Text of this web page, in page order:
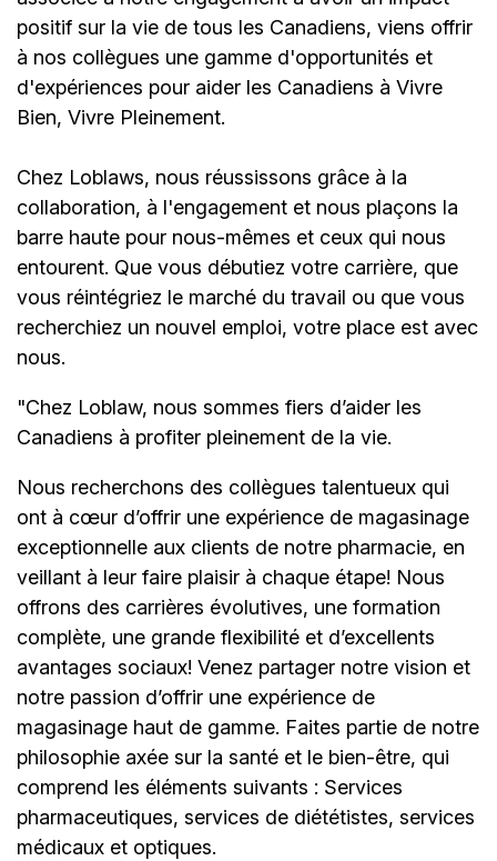
positif sur la vie de tous les Canadiens, viens offrir
à nos collègues une gamme d'opportunités et
d'expériences pour aider les Canadiens à Vivre
Bien, Vivre Pleinement.
Chez Loblaws, nous réussissons grâce à la
collaboration, à l'engagement et nous plaçons la
barre haute pour nous-mêmes et ceux qui nous
entourent. Que vous débutiez votre carrière, que
vous réintégriez le marché du travail ou que vous
recherchiez un nouvel emploi, votre place est avec
nous.
"Chez Loblaw, nous sommes fiers dʼaider les
Canadiens à profiter pleinement de la vie.
Nous recherchons des collègues talentueux qui
ont à cœur dʼoffrir une expérience de magasinage
exceptionnelle aux clients de notre pharmacie, en
veillant à leur faire plaisir à chaque étape! Nous
offrons des carrières évolutives, une formation
complète, une grande flexibilité et dʼexcellents
avantages sociaux! Venez partager notre vision et
notre passion d’offrir une expérience de
magasinage haut de gamme. Faites partie de notre
philosophie axée sur la santé et le bien-être, qui
comprend les éléments suivants : Services
pharmaceutiques, services de diététistes, services
médicaux et optiques.